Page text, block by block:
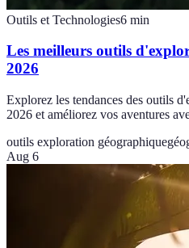
Outils et Technologies6 min
Les meilleurs outils
2026
Explorez les tendances des outils
2026 et améliorez vos aventures
outils exploration géographique
Aug 6